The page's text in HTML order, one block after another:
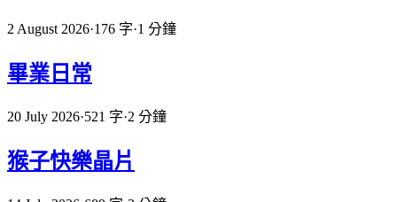
2 August 2026·176 字·1 分鐘
畢業日常
20 July 2026·521 字·2 分鐘
猴子快樂晶片